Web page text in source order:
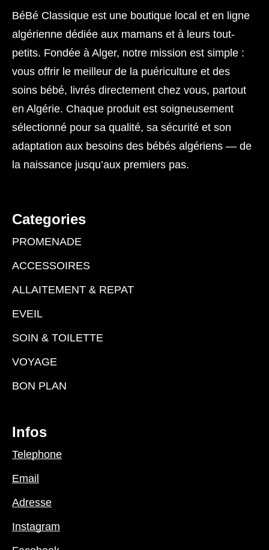
BéBé Classique est une boutique local et en ligne
algérienne dédiée aux mamans et à leurs tout-
petits. Fondée à Alger, notre mission est simple :
vous offrir le meilleur de la puériculture et des
soins bébé, livrés directement chez vous, partout
en Algérie. Chaque produit est soigneusement
sélectionné pour sa qualité, sa sécurité et son
adaptation aux besoins des bébés algériens — de
la naissance jusqu’aux premiers pas.
Categories
PROMENADE
ACCESSOIRES
ALLAITEMENT & REPAT
EVEIL
SOIN & TOILETTE
VOYAGE
BON PLAN
Infos
Telephone
Email
Adresse
Instagram